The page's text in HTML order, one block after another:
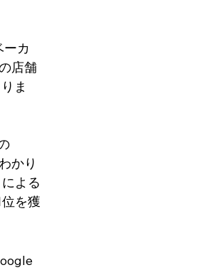
カ
店舗
ま
かり
による
を獲